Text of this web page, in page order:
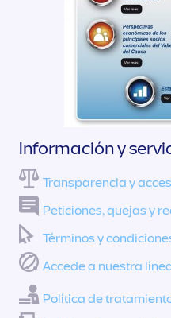
Información y
Transparencia y
Peticiones, quejas y
Términos y
Accede a nuestra
Política de